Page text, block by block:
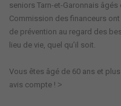
seniors Tarn-et-Garonnais
Commission des financeurs
de prévention au regard des
lieu de vie, quel qu’il soit.
Vous êtes âgé de 60 ans et
avis compte ! ˃